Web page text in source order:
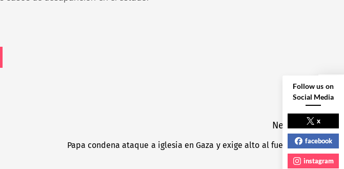
Next
Next
post:
Papa condena ataque a iglesia en Gaza y exige alto al fuego NEXT POST
Follow us on
Social Media
x
facebook
instagram